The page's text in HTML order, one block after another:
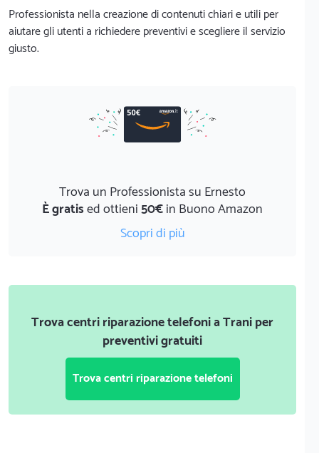
Professionista nella creazione di contenuti chiari e utili per
aiutare gli utenti a richiedere preventivi e scegliere il servizio
giusto.
Trova un Professionista su Ernesto
È gratised ottieni50€in Buono Amazon
Scopri di più
Trova centri riparazione telefoni a Trani per
preventivi gratuiti
Trova centri riparazione telefoni